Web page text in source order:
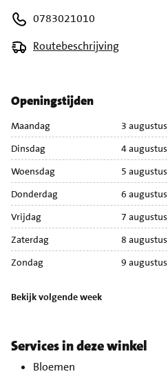
0783021010
Routebeschrijving
Openingstijden
Maandag 3 augustus
Dinsdag
4 augustus
Woensdag
5 augustus
Donderdag
6 augustus
Vrijdag
7 augustus
Zaterdag
8 augustus
Zondag
9 augustus
Bekijk volgende week
Services in deze winkel
Bloemen